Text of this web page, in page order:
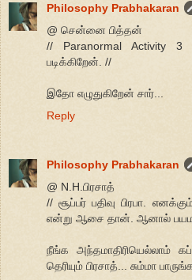
Philosophy Prabhakaran
@ சென்னை பித்தன்
// Paranormal Activity 3
படிக்கிறேன். //
இதோ எழுதுகிறேன் சார்...
Reply
Philosophy Prabhakaran
@ N.H.பிரசாத்
// சூப்பர் பதிவு பிரபா.
என்று ஆசை தான். ஆனால்
நீங்க அந்தமாதிரியெல்லாம்
தெரியும் பிரசாத்... சும்மா